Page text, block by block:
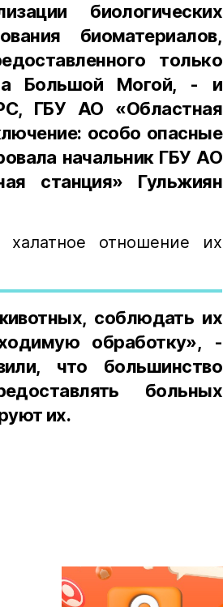
биологических
биоматериалов,
только
Большой Могой, - и
ГБУ АО «Областная
особо опасные
начальник ГБУ АО
станция» Гульжиян
отношение их
соблюдать их
обработку», -
что большинство
больных
их.